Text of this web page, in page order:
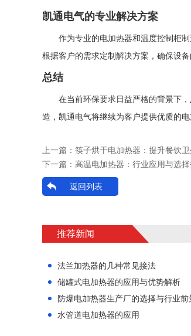
凯通电气的专业解决方案
作为专业的电加热器和温度控制柜制
根据客户的需求定制解决方案，确保设备
总结
在当前环保要求日益严格的背景下，
造，凯通电气将继续为客户提供优质的
上一篇： 筷子烘干电加热器：提升餐饮
下一篇： 高温电加热器：行业应用与选
返回列表
推荐新闻
法兰加热器的几种常见接法
储罐式电加热器的应用与优势解析
防爆电加热器生产厂的选择与行业前
水管道电加热器的应用